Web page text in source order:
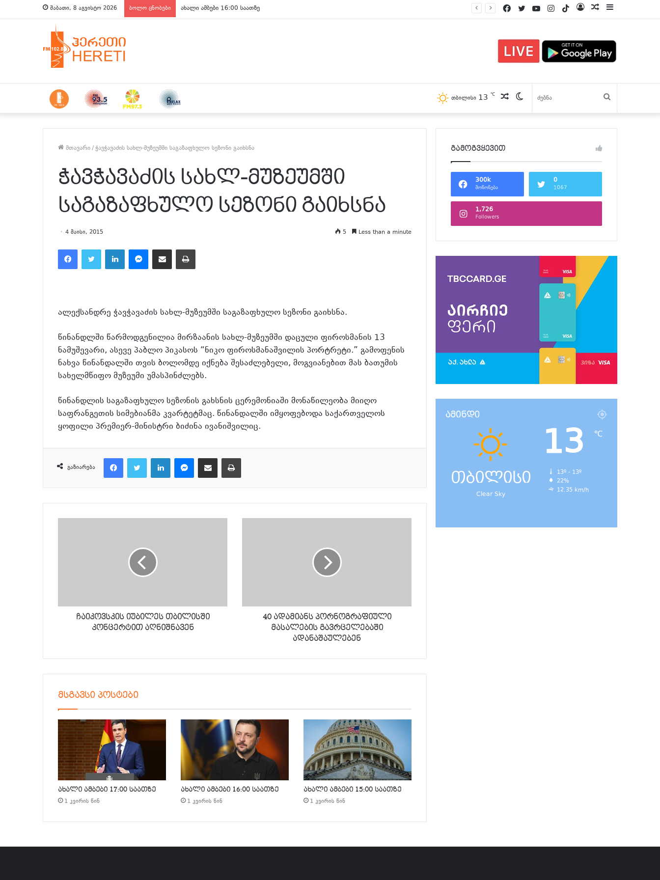
შაბათი, 8 აგვისტო 2026 ბოლო ცნობები ახალი ამბები 16:00 საათზე პოსტები
Log
TikTok
Instagram
YouTube
Twitter
Facebook
Switch
skin
პოსტები
თბილისი 13 ℃
მთავარი/ჭავჭავაძის სახლ-მუზეუმში საგაზაფხულო სეზონი გაიხსნა
ჭავჭავაძის სახლ-მუზეუმში
საგაზაფხულო სეზონი გაიხსნა
4 მაისი, 2015 5 Less than a minute
ალექსანდრე ჭავჭავაძის სახლ-მუზეუმში საგაზაფხულო სეზონი გაიხსნა.
წინანდლში წარმოდგენილია მირზაანის სახლ-მუზეუმში დაცული ფიროსმანის 13
ნამუშევარი, ასევე პაბლო პიკასოს “ნიკო ფიროსმანაშვილის პორტრეტი.” გამოფენის
ნახვა წინანდალში თვის ბოლომდე იქნება შესაძლებელი, მოგვიანებით მას ბათუმის
სახელმწიფო მუზეუმი უმასპინძლებს.
წინანდლის საგაზაფხულო სეზონის გახსნის ცერემონიაში მონაწილეობა მიიღო
საფრანგეთის სიმებიანმა კვარტეტმაც. წინანდალში იმყოფებოდა საქართველოს
ყოფილი პრემიერ-მინისტრი ბიძინა ივანიშვილიც.
გაზიარება
ჩაიკოვსკის იუბილეს თბილისში
კონცერტით აღნიშნავენ
40 ადამიანს პორნოგრაფიული
მასალების გავრცელებაში
ადანაშაულებენ
მსგავსი პოსტები
ახალი ამბები 17:00 საათზე
1 კვირის წინ
ახალი ამბები 16:00 საათზე
1 კვირის წინ
ახალი ამბები 15:00 საათზე
1 კვირის წინ
გამოგვყევით
300k
მოწონება
0
1067
1,726
Followers
ამინდი
თბილისი
Clear Sky
13 ℃
13º - 13º
22%
12.35 km/h